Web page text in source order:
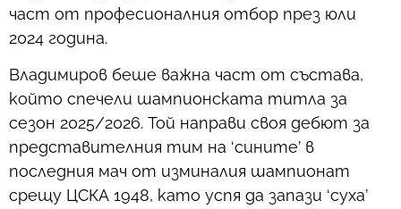
част от професионалния отбор през юли
2024 година.
Владимиров беше важна част от състава,
който спечели шампионската титла за
сезон 2025/2026. Той направи своя дебют за
представителния тим на ‘сините’ в
последния мач от изминалия шампионат
срещу ЦСКА 1948, като успя да запази ‘суха’